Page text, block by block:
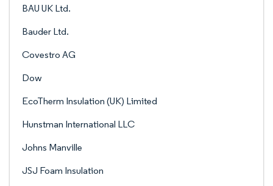
BAU UK Ltd.
Bauder Ltd.
Covestro AG
Dow
EcoTherm Insulation (UK) Limited
Hunstman International LLC
Johns Manville
JSJ Foam Insulation